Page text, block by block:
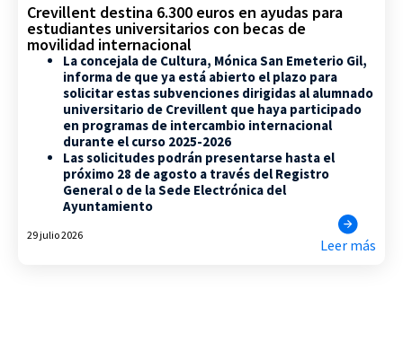
Crevillent destina 6.300 euros en ayudas para
estudiantes universitarios con becas de
movilidad internacional
La concejala de Cultura, Mónica San Emeterio Gil,
informa de que ya está abierto el plazo para
solicitar estas subvenciones dirigidas al alumnado
universitario de Crevillent que haya participado
en programas de intercambio internacional
durante el curso 2025-2026
Las solicitudes podrán presentarse hasta el
próximo 28 de agosto a través del Registro
General o de la Sede Electrónica del
Ayuntamiento
29 julio 2026
Leer más